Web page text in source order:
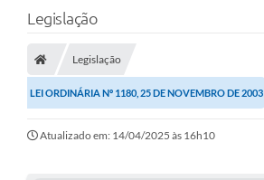
Transparência
Legislação
Editais
Covid-19 / Vacinação
Legislação
Legislação
LEI ORDINÁRIA Nº 1180, 25 DE NOVEMBRO DE 2003
Atualizado em: 14/04/2025 às 16h10